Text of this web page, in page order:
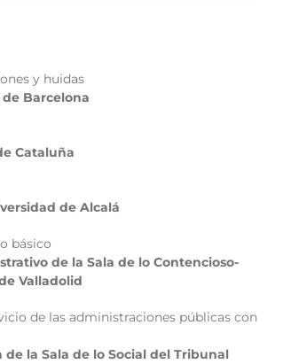
y huidas
Barcelona
Cataluña
de Alcalá
básico
de la Sala de lo Contencioso-
Valladolid
de las administraciones públicas con
la Sala de lo Social del Tribunal